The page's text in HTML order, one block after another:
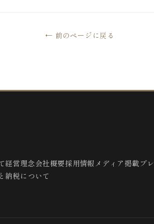
← 前のページに戻る
経営理念会社概要採用情報メディア掲載プ
納税について